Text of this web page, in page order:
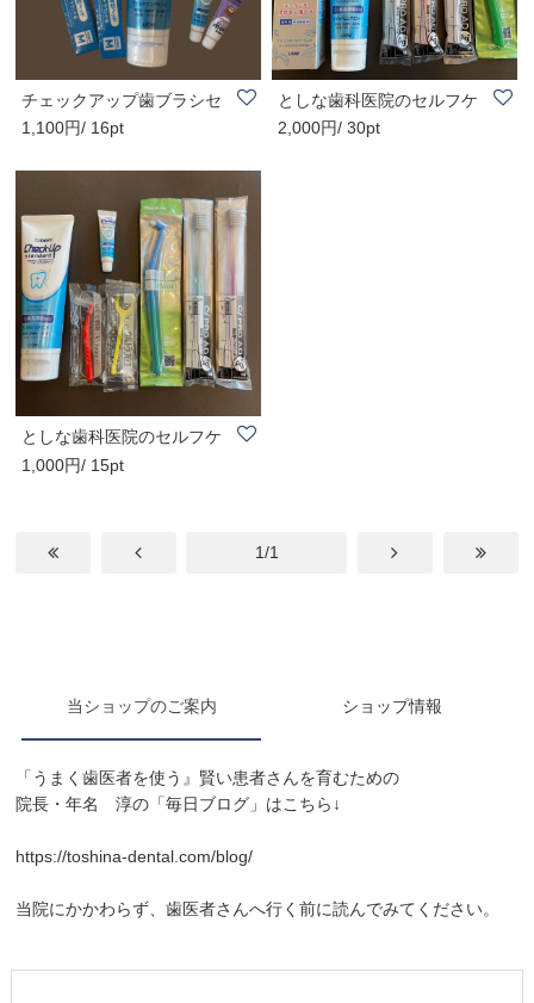
チェックアップ歯ブラシセ
ット 1,100円
1,100円/ 16pt
としな歯科医院のセルフケ
ア用品 お買い..
2,000円/ 30pt
としな歯科医院のセルフケ
ア用品 お買い..
1,000円/ 15pt
1/1
当ショップのご案内 ショップ情報
「うまく歯医者を使う』賢い患者さんを育むための
院長・年名 淳の「毎日ブログ」はこちら↓
https://toshina-dental.com/blog/
当院にかかわらず、歯医者さんへ行く前に読んでみてください。